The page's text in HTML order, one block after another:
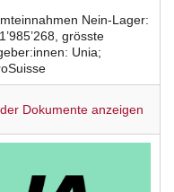
Nein-Lager:
grösste
Unia;
Dokumente anzeigen